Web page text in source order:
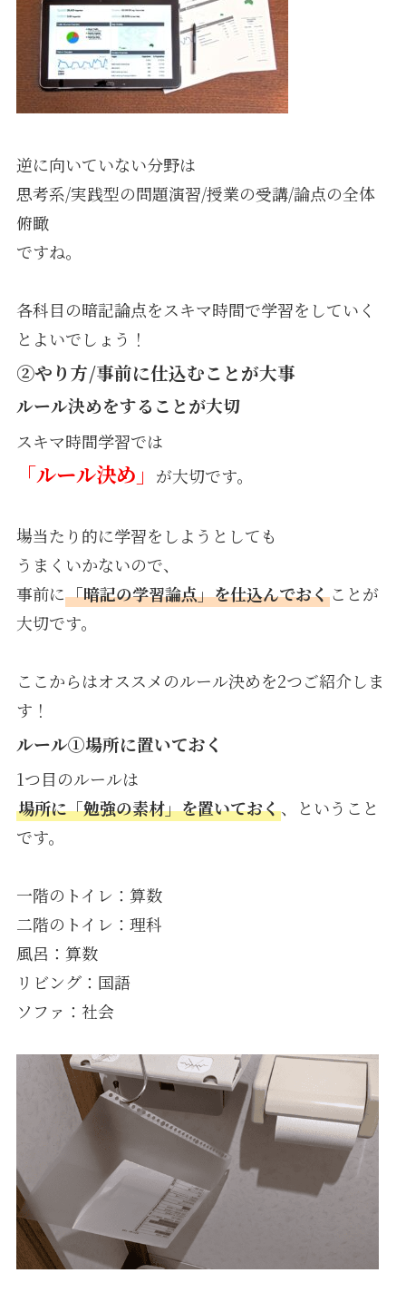
逆に向いていない分野は
思考系/実践型の問題演習/授業の受講/論点の全体
俯瞰
ですね。
各科目の暗記論点をスキマ時間で学習をしていく
とよいでしょう！
②やり方/事前に仕込むことが大事
ルール決めをすることが大切
スキマ時間学習では
「ルール決め」 が大切です。
場当たり的に学習をしようとしても
うまくいかないので、
事前に「暗記の学習論点」を仕込んでおくことが
大切です。
ここからはオススメのルール決めを2つご紹介しま
す！
ルール①場所に置いておく
1つ目のルールは
場所に「勉強の素材」を置いておく、ということ
です。
一階のトイレ：算数
二階のトイレ：理科
風呂：算数
リビング：国語
ソファ：社会